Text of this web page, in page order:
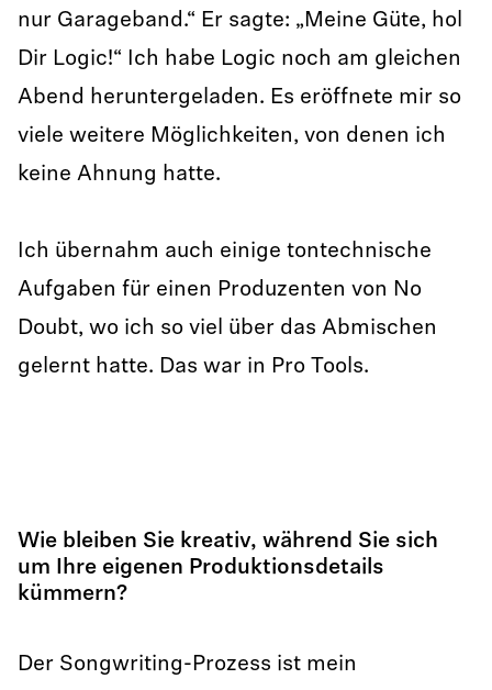
nur Garageband.“ Er sagte: „Meine Güte, hol
Dir Logic!“ Ich habe Logic noch am gleichen
Abend heruntergeladen. Es eröffnete mir so
viele weitere Möglichkeiten, von denen ich
keine Ahnung hatte.
Ich übernahm auch einige tontechnische
Aufgaben für einen Produzenten von No
Doubt, wo ich so viel über das Abmischen
gelernt hatte. Das war in Pro Tools.
Wie bleiben Sie kreativ, während Sie sich
um Ihre eigenen Produktionsdetails
kümmern?
Der Songwriting-Prozess ist mein